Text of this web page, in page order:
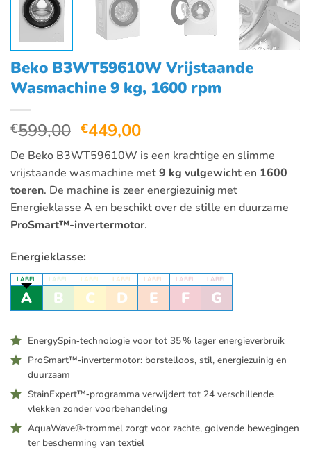
Beko B3WT59610W Vrijstaande
Wasmachine 9 kg, 1600 rpm
€599,00 Oorspronkelijke
prijs
was:
€599,00.
€449,00Huidige
prijs
is:
€449,00.
De Beko B3WT59610W is een krachtige en slimme
vrijstaande wasmachine met9 kg vulgewichten 1600
toeren. De machine is zeer energiezuinig met
Energieklasse A en beschikt over de stille en duurzame
ProSmart™-invertermotor.
Energieklasse:
LABEL
A
LABEL
B
LABEL
C
LABEL
D
LABEL
E
LABEL
F
LABEL
G
EnergySpin‑technologie voor tot 35 % lager energieverbruik
ProSmart™‑invertermotor: borstelloos, stil, energiezuinig en
duurzaam
StainExpert™‑programma verwijdert tot 24 verschillen­de
vlekken zonder voorbehandeling
AquaWave®‑trommel zorgt voor zachte, golvende bewegingen
ter bescherming van textiel